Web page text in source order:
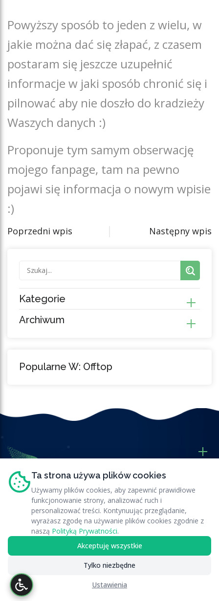
Powyższy sposób to jeden z wielu, w
jakie można dać się złapać, z czasem
postaram się jeszcze uzupełnić
informacje w jaki sposób chronić się i
pilnować aby nie doszło do kradzieży
Waszych danych :)
Proponuje tym samym obserwację
mojego fanpage, tam na pewno
pojawi się informacja o nowym wpisie
:)
Poprzedni wpis Następny wpis
Kategorie
Archiwum
Popularne W: Offtop
Nasze Usługi
Przydatne Linki
© 2025 RATAQ.PL. Wszelkie prawa zastrzeżone.
Ta strona używa plików cookies
Używamy plików cookies, aby zapewnić prawidłowe
funkcjonowanie strony, analizować ruch i
personalizować treści. Kontynuując przeglądanie,
wyrażasz zgodę na używanie plików cookies zgodnie z
naszą Polityką Prywatności.
Akceptuję wszystkie
Tylko niezbędne
Ustawienia